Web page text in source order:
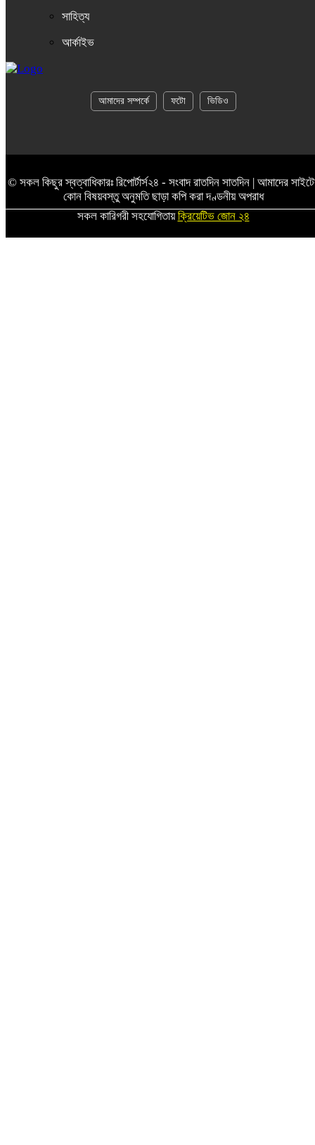
সাহিত্য
আর্কাইভ
আমাদের সম্পর্কে ফটো ভিডিও
© সকল কিছুর স্বত্বাধিকারঃ রিপোর্টার্স২৪ - সংবাদ রাতদিন সাতদিন | আমাদের
কোন বিষয়বস্তু অনুমতি ছাড়া কপি করা দণ্ডনীয় অপরাধ
সকল কারিগরী সহযোগিতায়ক্রিয়েটিভ জোন ২৪